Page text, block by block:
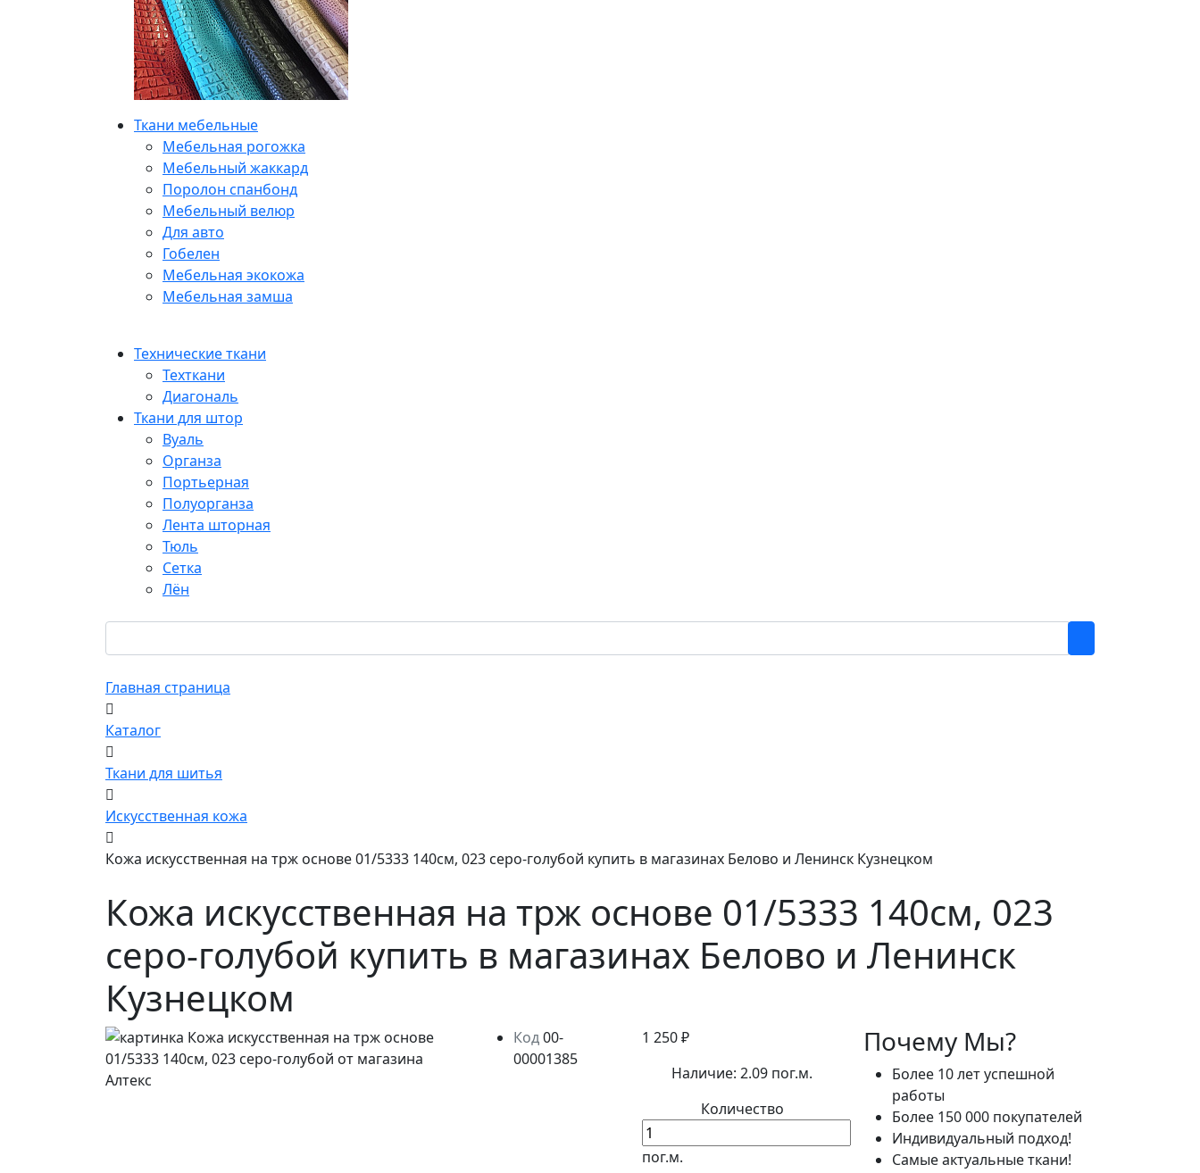
Ткани мебельные
Мебельная рогожка
Мебельный жаккард
Поролон спанбонд
Мебельный велюр
Для авто
Гобелен
Мебельная экокожа
Мебельная замша
Технические ткани
Техткани
Диагональ
Ткани для штор
Вуаль
Органза
Портьерная
Полуорганза
Лента шторная
Тюль
Сетка
Лён
Главная страница
Каталог
Ткани для шитья
Искусственная кожа
Кожа искусственная на трж основе 01/5333 140см, 023 серо-голубой купить в магазинах Белово и Ленинск Кузнецком
Кожа искусственная на трж основе 01/5333 140см, 023
серо-голубой купить в магазинах Белово и Ленинск
Кузнецком
Код 00-
00001385
1 250 ₽
Наличие: 2.09 пог.м.
Количество
пог.м.
Почему Мы?
Более 10 лет успешной
работы
Более 150 000 покупателей
Индивидуальный подход!
Самые актуальные ткани!